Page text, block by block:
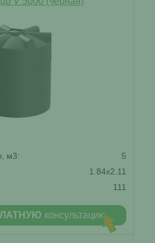
м3:
5
1.84x2.11
111
консультацию